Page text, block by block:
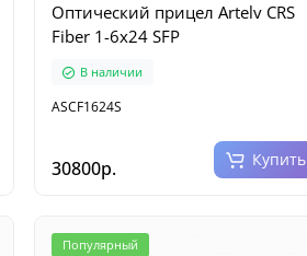
Оптический прицел Artelv CRS
Fiber 1-6x24 SFP
В наличии
ASCF1624S
30800р. Купить
Популярный